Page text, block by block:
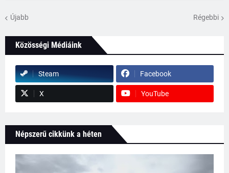
Újabb Régebbi
Közösségi Médiáink
Steam Facebook
X YouTube
Népszerű cikkünk a héten